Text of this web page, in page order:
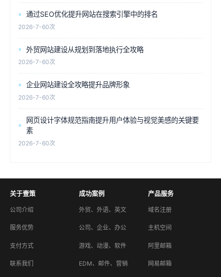
通过SEO优化提升网站在搜索引擎中的排名
2026-7-60次
外贸网站建设从规划到落地执行全攻略
2026-7-60次
企业网站建设全攻略提升品牌形象
2026-7-60次
网页设计字体规范指南提升用户体验与视觉美感的关键要
素
2026-7-60次
关于壹策
公司介绍
服务优势
支付方式
联系我们
成功案例
外贸、外语、英文
公司、企业、办公
游戏、动漫、软件
EDM、邮件、营销
产品服务
域名注册
主机空间
阿里邮箱
网易邮箱